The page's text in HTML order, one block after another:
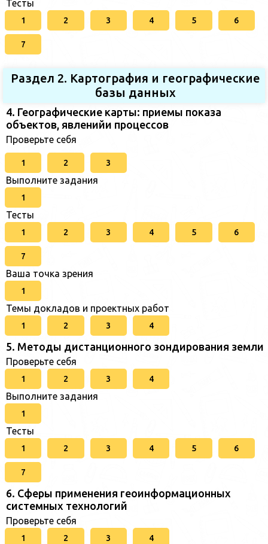
Тесты
1 2 3 4 5 6
7
Раздел 2. Картография и географические
базы данных
4. Географические карты: приемы показа
объектов, явленийи процессов
Проверьте себя
1 2 3
Выполните задания
1
Тесты
1 2 3 4 5 6
7
Ваша точка зрения
1
Темы докладов и проектных работ
1 2 3 4
5. Методы дистанционного зондирования земли
Проверьте себя
1 2 3 4
Выполните задания
1
Тесты
1 2 3 4 5 6
7
6. Сферы применения геоинформационных
системных технологий
Проверьте себя
1 2 3 4